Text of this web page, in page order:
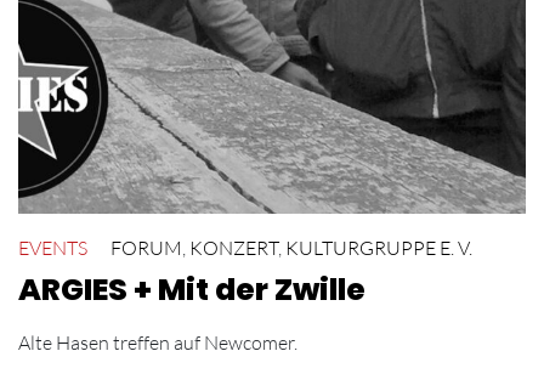
EVENTS FORUM KONZERT, KULTURGRUPPE E. V.
ARGIES + Mit der Zwille
Alte Hasen treffen auf Newcomer.